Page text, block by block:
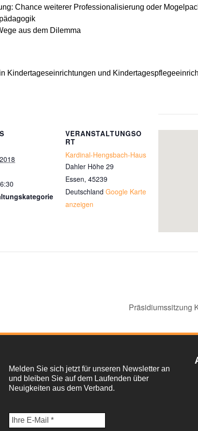
Chance weiterer Professionalisierung oder
aus dem Dilemma
Kindertageseinrichtungen und
VERANSTALTUNGSO
RT
Kardinal-Hengsbach-Haus
Dahler Höhe 29
Essen, 45239
Deutschland Google Karte
anzeigen
Präsidiumssitzung
Melden Sie sich jetzt für unseren Newsletter an
und bleiben Sie auf dem Laufenden über
Neuigkeiten aus dem Verband.